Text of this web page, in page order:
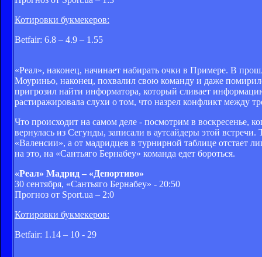
Котировки букмекеров:
Betfair: 6.8 – 4.9 – 1.55
«Реал», наконец, начинает набирать очки в Примере. В
Моуриньо, наконец, похвалил свою команду и даже
пригрозил найти информатора, который сливает
растиражировала слухи о том, что назрел конфликт между
Что происходит на самом деле - посмотрим в воскресенье,
вернулась из Сегунды, записали в аутсайдеры этой
«Валенсии», а от мадридцев в турнирной таблице отстает
на это, на «Сантьяго Бернабеу» команда едет бороться.
«Реал» Мадрид – «Депортиво»
30 сентября, «Сантьяго Бернабеу» - 20:50
Прогноз от Sport.ua – 2:0
Котировки букмекеров:
Betfair: 1.14 – 10 - 29